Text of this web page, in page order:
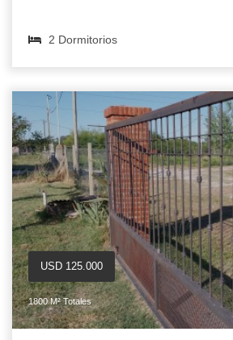
2 Dormitorios
USD 125.000
1800 M² Totales